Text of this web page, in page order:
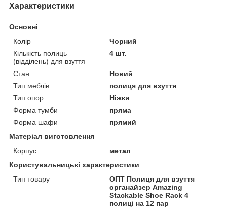
Характеристики
Основні
Колір
Чорний
Кількість полиць
(відділень) для взуття
4 шт.
Стан
Новий
Тип меблів
полиця для взуття
Тип опор
Ніжки
Форма тумби
пряма
Форма шафи
прямий
Матеріал виготовлення
Корпус
метал
Користувальницькі характеристики
Тип товару
ОПТ Полиця для взуття
органайзер Amazing
Stackable Shoe Rack 4
полиці на 12 пар